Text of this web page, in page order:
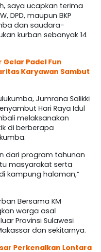
saya ucapkan terima
DPD, maupun BKP
dan saudara-
kurban sebanyak 14
Padel Fun
Karyawan Sambut
Jumrana Salikki
Hari Raya Idul
melaksanakan
di berberapa
dari program tahunan
masyarakat serta
kampung halaman,”
Bersama KM
warga asal
Provinsi Sulawesi
dan sekitarnya.
Perkenalkan Lontara